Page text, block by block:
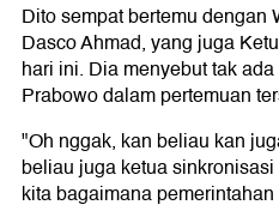
Dito sempat bertemu dengan
Dasco Ahmad, yang juga
hari ini. Dia menyebut tak
Prabowo dalam pertemuan
"Oh nggak, kan beliau kan
beliau juga ketua
kita bagaimana